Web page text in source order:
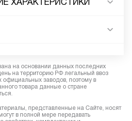
ХАРАКТЕРИСТИКИ
на основании данных последних
на территорию РФ легальный ввоз
заводов, поэтому в
товара данные о стране
представленные на Сайте, носят
в полной мере передавать